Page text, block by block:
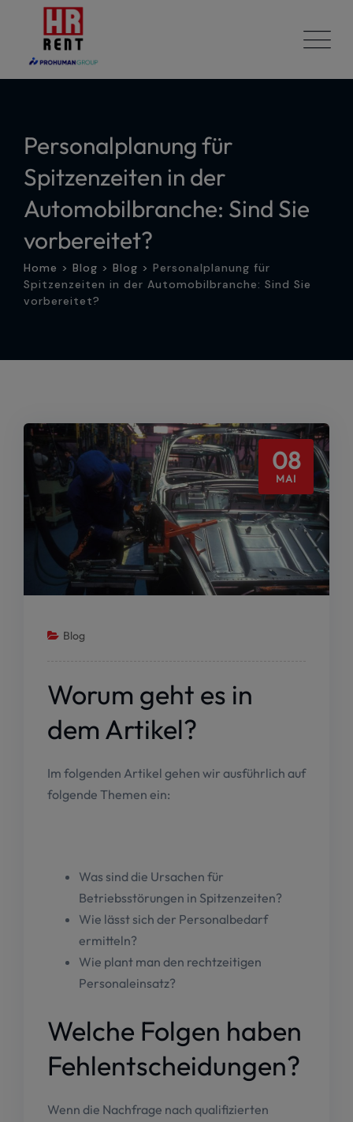
Personalplanung für
Spitzenzeiten in der
Automobilbranche: Sind Sie
vorbereitet?
Home > Blog > Blog > Personalplanung für
Spitzenzeiten in der Automobilbranche: Sind Sie
vorbereitet?
08
MAI
Blog
Worum geht es in
dem Artikel?
Im folgenden Artikel gehen wir ausführlich auf
folgende Themen ein:
Was sind die Ursachen für
Betriebsstörungen in Spitzenzeiten?
Wie lässt sich der Personalbedarf
ermitteln?
Wie plant man den rechtzeitigen
Personaleinsatz?
Welche Folgen haben
Fehlentscheidungen?
Wenn die Nachfrage nach qualifizierten